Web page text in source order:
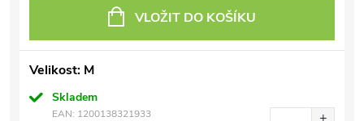
VLOŽIT DO KOŠÍKU
Velikost: M
Skladem
EAN: 1200138321933